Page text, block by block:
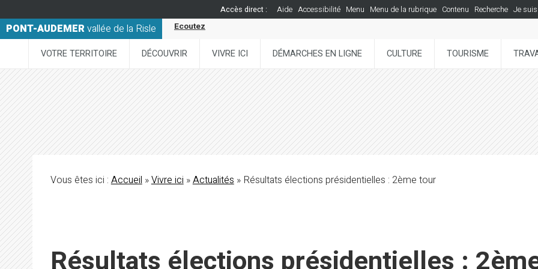
Accès direct : Aide Accessibilité Menu Menu de la rubrique Contenu Recherche Je suis
PONT-AUDEMERvallée de la Risle Ecoutez
VOTRE TERRITOIRE DÉCOUVRIR VIVRE ICI DÉMARCHES EN LIGNE CULTURE TOURISME
Vous êtes ici :Accueil»Vivre ici»Actualités» Résultats élections présidentielles : 2ème tour